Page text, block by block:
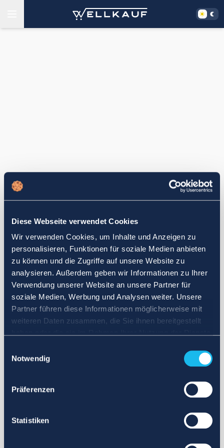
Diese Webseite verwendet Cookies
Wir verwenden Cookies, um Inhalte und Anzeigen zu
personalisieren, Funktionen für soziale Medien anbieten
zu können und die Zugriffe auf unsere Website zu
analysieren. Außerdem geben wir Informationen zu Ihrer
Verwendung unserer Website an unsere Partner für
soziale Medien, Werbung und Analysen weiter. Unsere
Partner führen diese Informationen möglicherweise mit
weiteren Daten zusammen, die Sie ihnen bereitgestellt
Notwendig
Präferenzen
Statistiken